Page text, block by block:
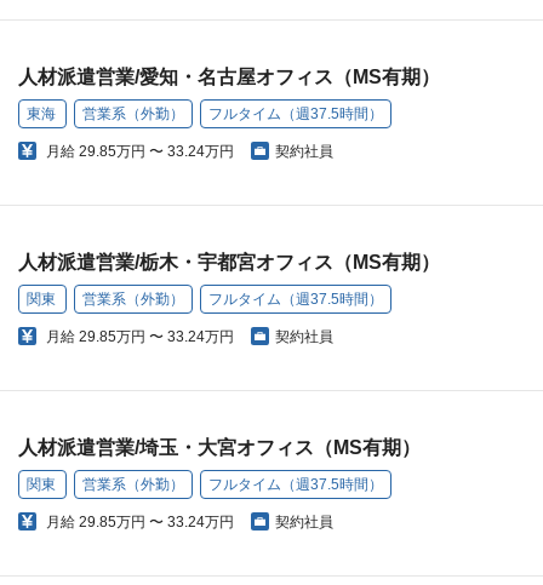
人材派遣営業/愛知・名古屋オフィス（MS有期）
東海 営業系（外勤） フルタイム（週37.5時間）
月給 29.85万円 〜 33.24万円 契約社員
人材派遣営業/栃木・宇都宮オフィス（MS有期）
関東 営業系（外勤） フルタイム（週37.5時間）
月給 29.85万円 〜 33.24万円 契約社員
人材派遣営業/埼玉・大宮オフィス（MS有期）
関東 営業系（外勤） フルタイム（週37.5時間）
月給 29.85万円 〜 33.24万円 契約社員